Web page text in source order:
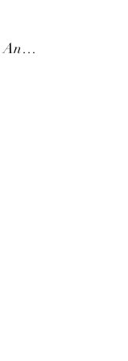
Anmelden